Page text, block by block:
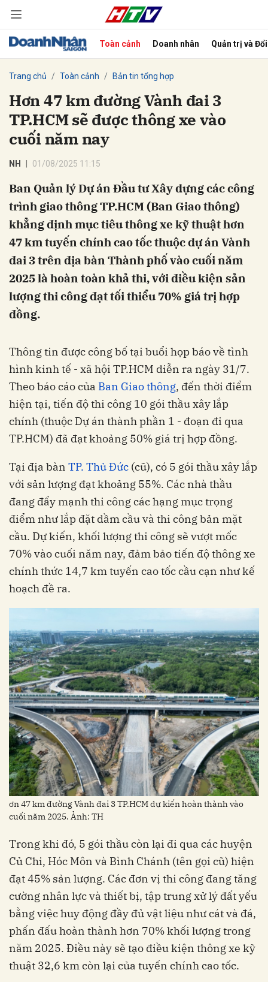
Toàn cảnh Doanh nhân Quản trị và
Trang chủ Toàn cảnh Bản tin tổng hợp
Hơn 47 km đường Vành đai 3
TP.HCM sẽ được thông xe vào
cuối năm nay
NH 01/08/2025 11:15
Ban Quản lý Dự án Đầu tư Xây dựng các công
trình giao thông TP.HCM (Ban Giao thông)
khẳng định mục tiêu thông xe kỹ thuật hơn
47 km tuyến chính cao tốc thuộc dự án Vành
đai 3 trên địa bàn Thành phố vào cuối năm
2025 là hoàn toàn khả thi, với điều kiện sản
lượng thi công đạt tối thiểu 70% giá trị hợp
đồng.
Thông tin được công bố tại buổi họp báo về tình
hình kinh tế - xã hội TP.HCM diễn ra ngày 31/7.
Theo báo cáo của Ban Giao thông, đến thời điểm
hiện tại, tiến độ thi công 10 gói thầu xây lắp
chính (thuộc Dự án thành phần 1 - đoạn đi qua
TP.HCM) đã đạt khoảng 50% giá trị hợp đồng.
Tại địa bàn TP. Thủ Đức (cũ), có 5 gói thầu xây lắp
với sản lượng đạt khoảng 55%. Các nhà thầu
đang đẩy mạnh thi công các hạng mục trọng
điểm như lắp đặt dầm cầu và thi công bản mặt
cầu. Dự kiến, khối lượng thi công sẽ vượt mốc
70% vào cuối năm nay, đảm bảo tiến độ thông xe
chính thức 14,7 km tuyến cao tốc cầu cạn như kế
hoạch đề ra.
ơn 47 km đường Vành đai 3 TP.HCM dự kiến hoàn thành vào
cuối năm 2025. Ảnh: TH
Trong khi đó, 5 gói thầu còn lại đi qua các huyện
Củ Chi, Hóc Môn và Bình Chánh (tên gọi cũ) hiện
đạt 45% sản lượng. Các đơn vị thi công đang tăng
cường nhân lực và thiết bị, tập trung xử lý đất yếu
bằng việc huy động đầy đủ vật liệu như cát và đá,
phấn đấu hoàn thành hơn 70% khối lượng trong
năm 2025. Điều này sẽ tạo điều kiện thông xe kỹ
thuật 32,6 km còn lại của tuyến chính cao tốc.
Hủy